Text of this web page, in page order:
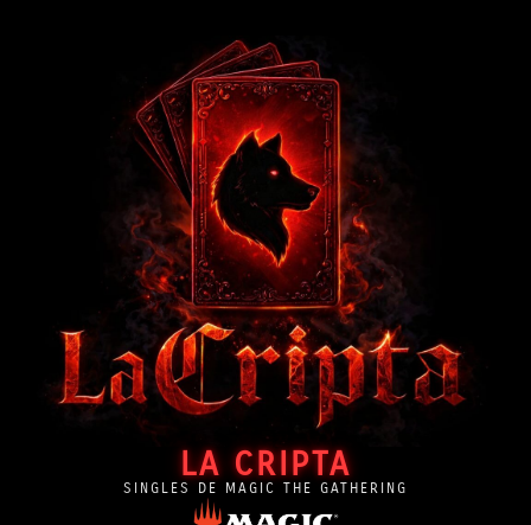
LA CRIPTA
SINGLES DE MAGIC THE GATHERING